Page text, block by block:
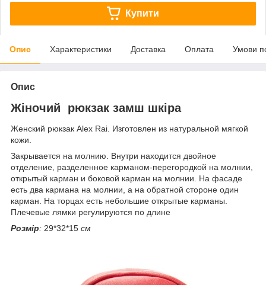
Купити
Опис Характеристики Доставка Оплата Умови
Опис
Жіночий рюкзак замш шкіра
Женский рюкзак Alex Rai. Изготовлен из натуральной мягкой
кожи.
Закрывается на молнию. Внутри находится двойное
отделение, разделенное карманом-перегородкой на молнии,
открытый карман и боковой карман на молнии. На фасаде
есть два кармана на молнии, а на обратной стороне один
карман. На торцах есть небольшие открытые карманы.
Плечевые лямки регулируются по длине
Розмір: 29*32*15 см